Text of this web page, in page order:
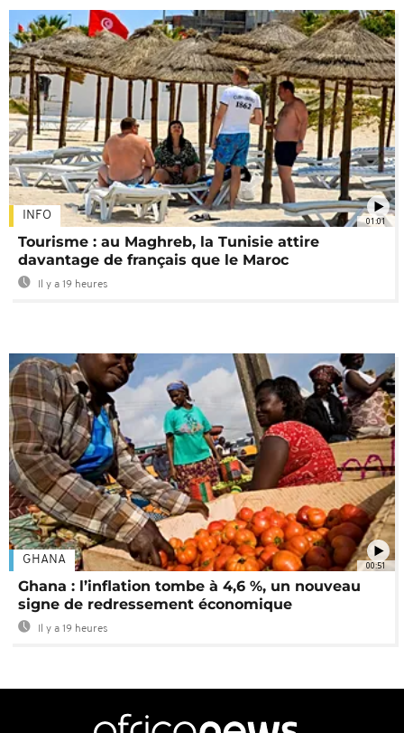
01:01
INFO
Tourisme : au Maghreb, la Tunisie attire
davantage de français que le Maroc
Il y a 19 heures
00:51
GHANA
Ghana : l’inflation tombe à 4,6 %, un nouveau
signe de redressement économique
Il y a 19 heures